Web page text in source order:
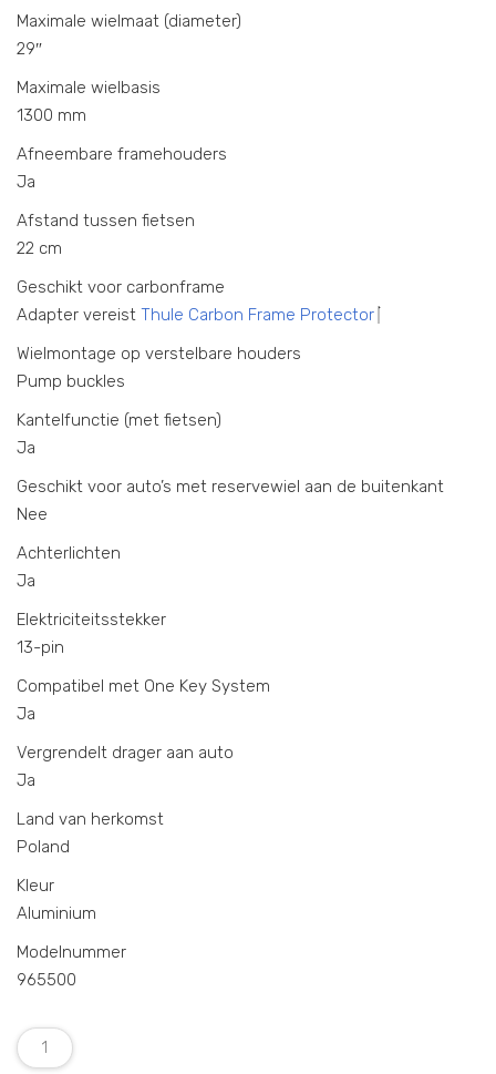
Maximale wielmaat (diameter)
29″
Maximale wielbasis
1300 mm
Afneembare framehouders
Ja
Afstand tussen fietsen
22 cm
Geschikt voor carbonframe
Adapter vereist Thule Carbon Frame Protector
Wielmontage op verstelbare houders
Pump buckles
Kantelfunctie (met fietsen)
Ja
Geschikt voor auto’s met reservewiel aan de buitenkant
Nee
Achterlichten
Ja
Elektriciteitsstekker
13-pin
Compatibel met One Key System
Ja
Vergrendelt drager aan auto
Ja
Land van herkomst
Poland
Kleur
Aluminium
Modelnummer
965500